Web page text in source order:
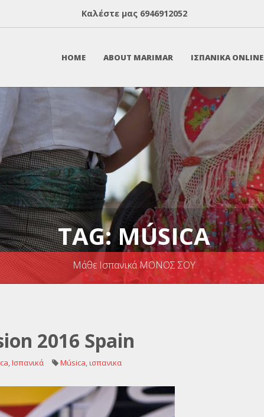
Καλέστε μας 6946912052
HOME ABOUT MARIMAR ΙΣΠΑΝΙΚΑ ONLINE
TAG: MÚSICA
Μάθε Ισπανικά ΜΟΝΟΣ ΣΟΥ
2016 Spain
,Ισπανικά Música,ισπανικα